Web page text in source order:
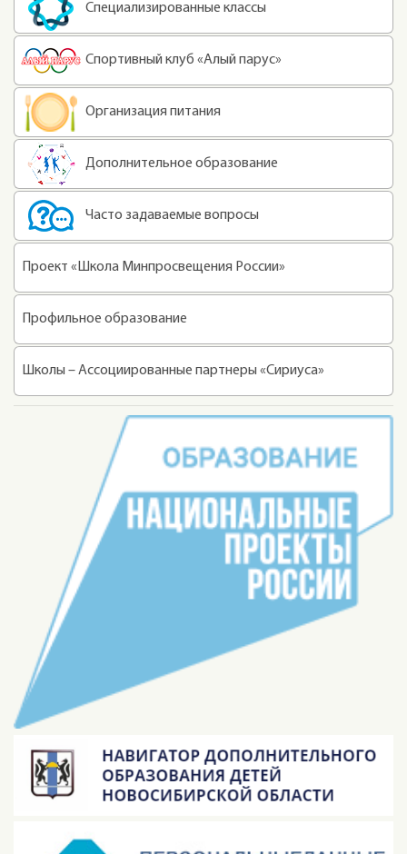
Специализированные классы
Спортивный клуб «Алый парус»
Организация питания
Дополнительное образование
Часто задаваемые вопросы
Проект «Школа Минпросвещения России»
Профильное образование
Школы – Ассоциированные партнеры «Сириуса»